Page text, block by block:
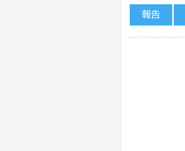
報告